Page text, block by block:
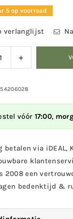
5 op voorraad
verlanglijst
Verhoog
de
voor
Grutto
vóór 17:00,
betalen via iDEAL,
2008 een
bedenktijd &